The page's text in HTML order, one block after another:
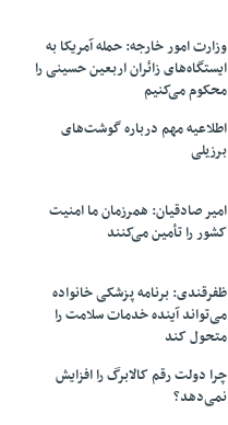
وزارت امور خارجه: حمله آمریکا به
ایستگاه‌های زائران اربعین حسینی را
محکوم می‌کنیم
اطلاعیه مهم درباره گوشت‌های
برزیلی
امیر صادقیان: همرزمان ما امنیت
کشور را تأمین می‌کنند
ظفرقندی: برنامه پزشکی خانواده
می‌تواند آینده خدمات سلامت را
متحول کند
چرا دولت رقم کالابرگ را افزایش
نمی‌دهد؟